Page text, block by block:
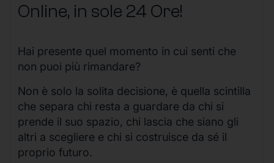
Online, in sole 24 Ore!
Hai presente quel momento in cui senti che
non puoi più rimandare?
Non è solo la solita decisione, è quella scintilla
che separa chi resta a guardare da chi si
prende il suo spazio, chi lascia che siano gli
altri a scegliere e chi si costruisce da sé il
proprio futuro.